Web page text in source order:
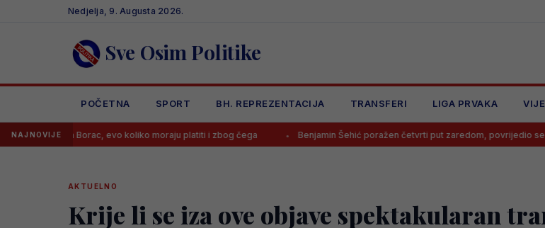
Nedjelja, 9. Augusta 2026.
Sve Osim Politike
POČETNA SPORT BH. REPREZENTACIJA TRANSFERI LIGA PRVAKA
NAJNOVIJE
Borac, evo koliko moraju platiti i zbog čega Benjamin Šehić poražen četvrti put zaredom, povrijedio se u prvoj rundi
AKTUELNO
Krije li se iza ove objave spektakularan